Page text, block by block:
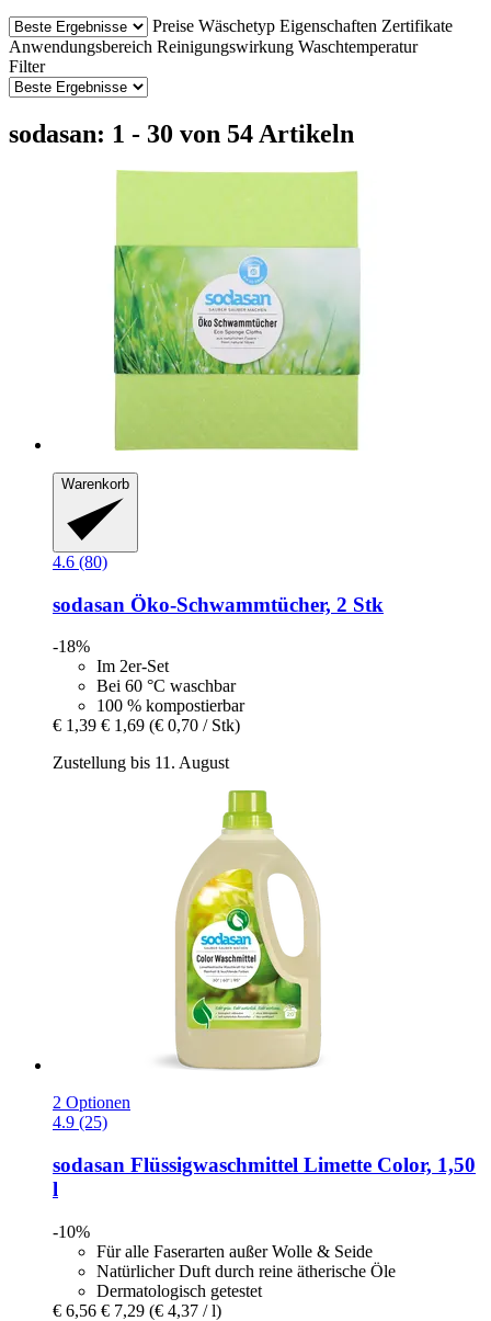
Preise Wäschetyp Eigenschaften Zertifikate
Anwendungsbereich Reinigungswirkung Waschtemperatur
Filter
sodasan: 1 - 30 von 54 Artikeln
Warenkorb
4.6 (80)
sodasan Öko-​Schwammtücher, 2 Stk
-18%
Im 2er-Set
Bei 60 °C waschbar
100 % kompostierbar
€ 1,39 € 1,69 (€ 0,70 / Stk)
Zustellung bis 11. August
2 Optionen
4.9 (25)
sodasan Flüssigwaschmittel Limette Color, 1,50
l
-10%
Für alle Faserarten außer Wolle & Seide
Natürlicher Duft durch reine ätherische Öle
Dermatologisch getestet
€ 6,56 € 7,29 (€ 4,37 / l)